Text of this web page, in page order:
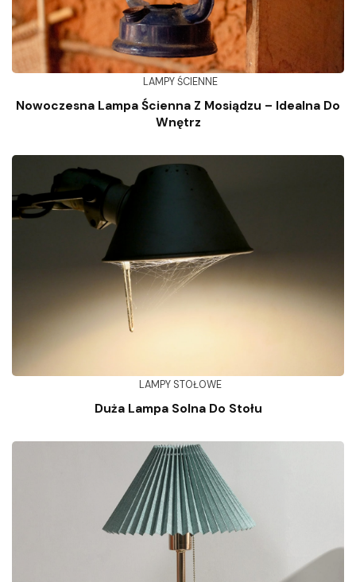
LAMPY ŚCIENNE
Nowoczesna Lampa Ścienna Z Mosiądzu – Idealna Do
Wnętrz
LAMPY STOŁOWE
Duża Lampa Solna Do Stołu